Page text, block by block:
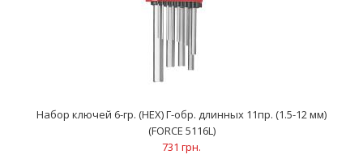
Набор ключей 6-гр. (HEX) Г-обр. 9 пр. (1/16"-3/8") (FORCE 5093S)
364 грн.
Набор ключей 6-гр. (HEX) Г-обр. длинных 11пр. (1.5-12 мм)
(FORCE 5116L)
731 грн.